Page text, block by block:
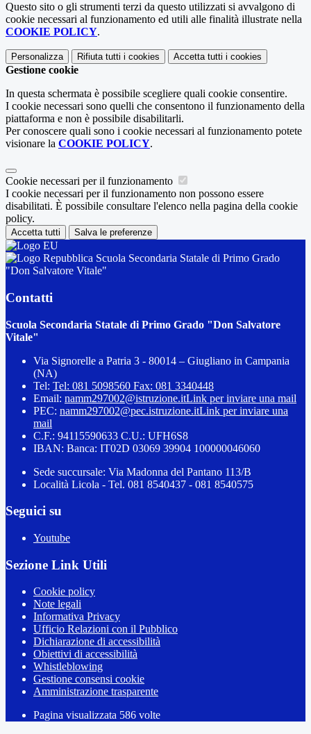
Questo sito o gli strumenti terzi da questo utilizzati si avvalgono di
cookie necessari al funzionamento ed utili alle finalità illustrate nella
COOKIE POLICY.
Personalizza Rifiuta tutti i cookies Accetta tutti i cookies
Gestione cookie
In questa schermata è possibile scegliere quali cookie consentire.
I cookie necessari sono quelli che consentono il funzionamento della
piattaforma e non è possibile disabilitarli.
Per conoscere quali sono i cookie necessari al funzionamento potete
visionare la COOKIE POLICY.
Cookie necessari per il funzionamento
I cookie necessari per il funzionamento non possono essere
disabilitati. È possibile consultare l'elenco nella pagina della cookie
policy.
Accetta tutti Salva le preferenze
Scuola Secondaria Statale di Primo Grado
"Don Salvatore Vitale"
Contatti
Scuola Secondaria Statale di Primo Grado "Don Salvatore
Vitale"
Via Signorelle a Patria 3 - 80014 – Giugliano in Campania
(NA)
Tel: Tel: 081 5098560 Fax: 081 3340448
Email: namm297002@istruzione.itLink per inviare una mail
PEC: namm297002@pec.istruzione.itLink per inviare una
mail
C.F.: 94115590633 C.U.: UFH6S8
IBAN: Banca: IT02D 03069 39904 100000046060
Sede succursale: Via Madonna del Pantano 113/B
Località Licola - Tel. 081 8540437 - 081 8540575
Seguici su
Youtube
Sezione Link Utili
Cookie policy
Note legali
Informativa Privacy
Ufficio Relazioni con il Pubblico
Dichiarazione di accessibilità
Obiettivi di accessibilità
Whistleblowing
Gestione consensi cookie
Amministrazione trasparente
Pagina visualizzata 586 volte